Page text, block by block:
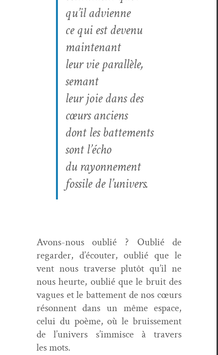
qu’il advienne
ce qui est devenu
maintenant
leur vie par­al­lèle,
semant
leur joie dans des
cœurs anciens
dont les bat­te­ments
sont l’écho
du ray­on­nement
fos­sile de l’univers.
Avons-nous oublié ? Oublié de
regarder, d’é­couter, oublié que le
vent nous tra­verse plutôt qu’il ne
nous heurte, oublié que le bruit des
vagues et le bat­te­ment de nos cœurs
réson­nent dans un même espace,
celui du poème, où le bruisse­ment
de l’u­nivers s’im­misce à tra­vers
les mots.